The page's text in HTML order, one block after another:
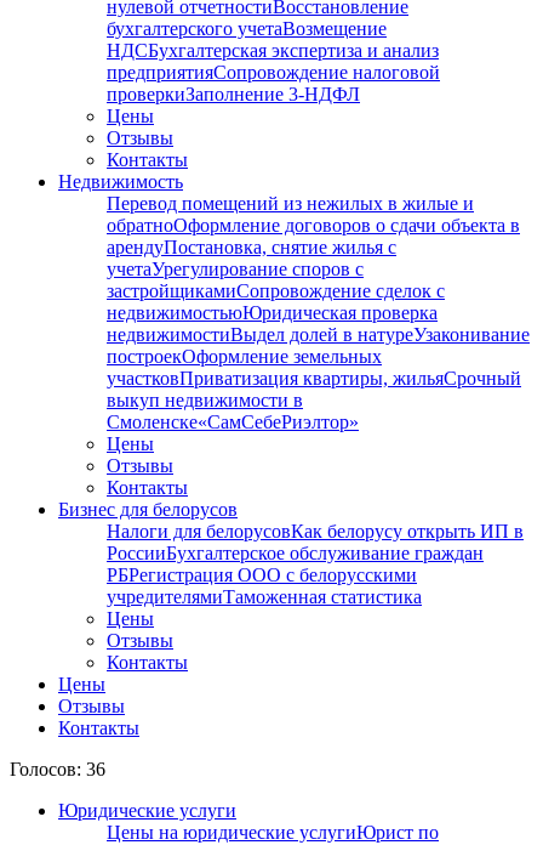
нулевой отчетностиВосстановление
бухгалтерского учетаВозмещение
НДСБухгалтерская экспертиза и анализ
предприятияСопровождение налоговой
проверкиЗаполнение 3-НДФЛ
Цены
Отзывы
Контакты
Недвижимость
Перевод помещений из нежилых в жилые и
обратноОформление договоров о сдачи объекта в
арендуПостановка, снятие жилья с
учетаУрегулирование споров с
застройщикамиСопровождение сделок с
недвижимостьюЮридическая проверка
недвижимостиВыдел долей в натуреУзаконивание
построекОформление земельных
участковПриватизация квартиры, жильяСрочный
выкуп недвижимости в
Cмоленске«СамСебеРиэлтор»
Цены
Отзывы
Контакты
Бизнес для белорусов
Налоги для белорусовКак белорусу открыть ИП в
РоссииБухгалтерское обслуживание граждан
РБРегистрация ООО с белорусскими
учредителямиТаможенная статистика
Цены
Отзывы
Контакты
Цены
Отзывы
Контакты
Голосов: 36
Юридические услуги
Цены на юридические услугиЮрист по